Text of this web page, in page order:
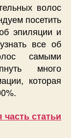
волос
посетить
эпиляции и
все об
самыми
много
которая
статьи